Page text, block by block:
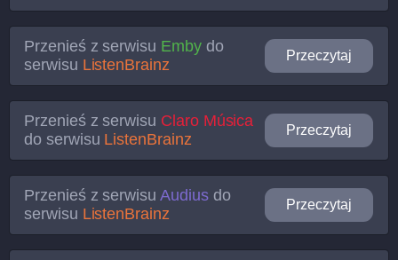
Przenieś z serwisu Embydo
serwisu ListenBrainz
Przeczytaj
Przenieś z serwisu Claro Música
do serwisu ListenBrainz
Przeczytaj
Przenieś z serwisu Audiusdo
serwisu ListenBrainz
Przeczytaj